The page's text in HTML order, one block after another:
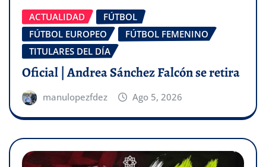
ACTUALIDAD
FÚTBOL
FÚTBOL EUROPEO
FÚTBOL FEMENINO
TITULARES DEL DÍA
Oficial | Andrea Sánchez Falcón se retira
manulopezfdez Ago 5, 2026